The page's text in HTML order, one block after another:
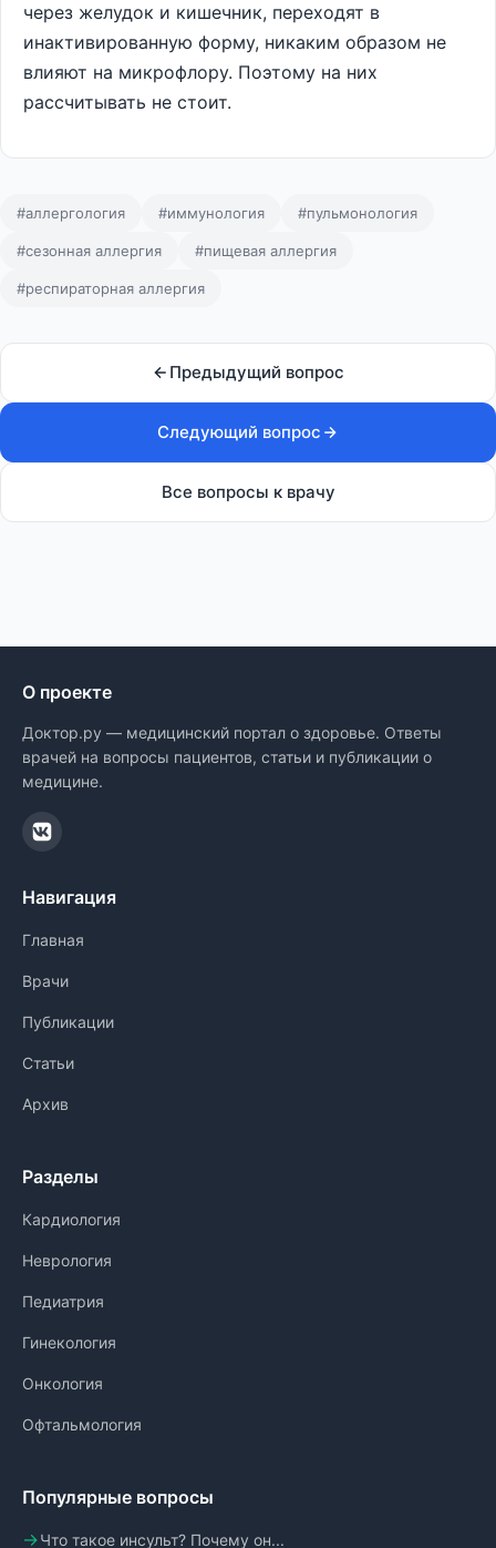
через желудок и кишечник, переходят в
инактивированную форму, никаким образом не
влияют на микрофлору. Поэтому на них
рассчитывать не стоит.
#аллергология #иммунология #пульмонология
#сезонная аллергия #пищевая аллергия
#респираторная аллергия
Предыдущий вопрос
Следующий вопрос
Все вопросы к врачу
О проекте
Доктор.ру — медицинский портал о здоровье. Ответы
врачей на вопросы пациентов, статьи и публикации о
медицине.
Навигация
Главная
Врачи
Публикации
Статьи
Архив
Разделы
Кардиология
Неврология
Педиатрия
Гинекология
Онкология
Офтальмология
Популярные вопросы
Что такое инсульт? Почему он...